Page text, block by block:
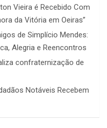
Vieira é Recebido Com
da Vitória em Oeiras”
de Simplício Mendes:
Alegria e Reencontros
confraternização de
Notáveis Recebem